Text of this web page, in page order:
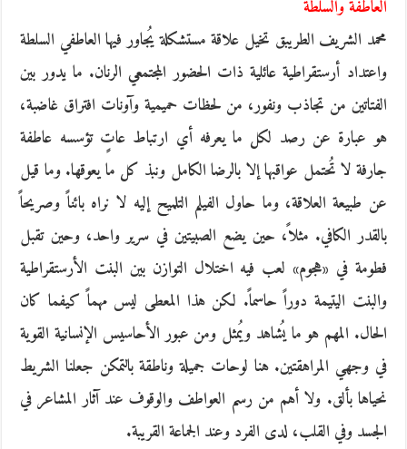
العاطفة والسلطة
محمد الشريف الطريبق تخيل علاقة مستشكلة يُجاور فيها العاطفي السلطة
واعتداد أرستقراطية عائلية ذات الحضور المجتمعي الرنان. ما يدور بين
الفتاتين من تجاذب ونفور، من لحظات حميمية وآونات افتراق غاضبة،
هو عبارة عن رصد لكل ما يعرفه أي ارتباط عاتٍ تؤسسه عاطفة
جارفة ﻻ تُحتمل عواقبها إلا بالرضا الكامل ونبذ كل ما يعوقها. وما قيل
عن طبيعة العلاقة، وما حاول الفيلم التلميح إليه ﻻ نراه بائناً وصريحاً
بالقدر الكافي. مثلاً، حين يضع الصبيتين في سرير واحد، وحين تقبل
فطومة في «هجوم» لعب فيه اختلال التوازن بين البنت اﻷرستقراطية
والبنت اليتيمة دوراً حاسماً. لكن هذا المعطى ليس مهماً كيفما كان
الحال. المهم هو ما يُشاهد ويُمثل ومن عبور اﻷحاسيس اﻹنسانية القوية
في وجهي المراهقتين. هنا لوحات جميلة وناطقة بالتمكن جعلنا الشريط
نحياها بألق. ولا أهم من رسم العواطف والوقوف عند آثار المشاعر في
الجسد وفي القلب، لدى الفرد وعند الجماعة القريبة.